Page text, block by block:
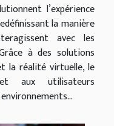
l’expérience
la manière
avec les
à des solutions
la réalité virtuelle, le
aux utilisateurs